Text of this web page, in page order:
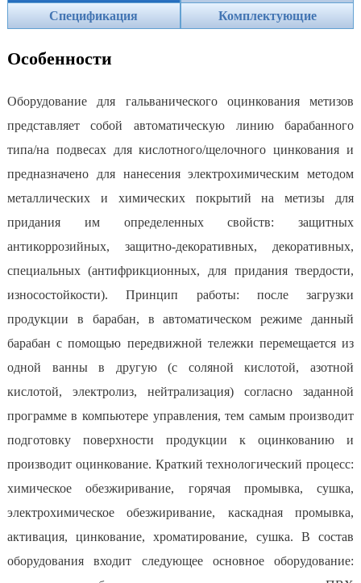
Спецификация
Комплектующие
Особенности
Оборудование для гальванического оцинкования метизов
представляет собой автоматическую линию барабанного
типа/на подвесах для кислотного/щелочного цинкования и
предназначено для нанесения электрохимическим методом
металлических и химических покрытий на метизы для
придания им определенных свойств: защитных
антикоррозийных, защитно-декоративных, декоративных,
специальных (антифрикционных, для придания твердости,
износостойкости). Принцип работы: после загрузки
продукции в барабан, в автоматическом режиме данный
барабан с помощью передвижной тележки перемещается из
одной ванны в другую (с соляной кислотой, азотной
кислотой, электролиз, нейтрализация) согласно заданной
программе в компьютере управления, тем самым производит
подготовку поверхности продукции к оцинкованию и
производит оцинкование. Краткий технологический процесс:
химическое обезжиривание, горячая промывка, сушка,
электрохимическое обезжиривание, каскадная промывка,
активация, цинкование, хроматирование, сушка. В состав
оборудования входит следующее основное оборудование: